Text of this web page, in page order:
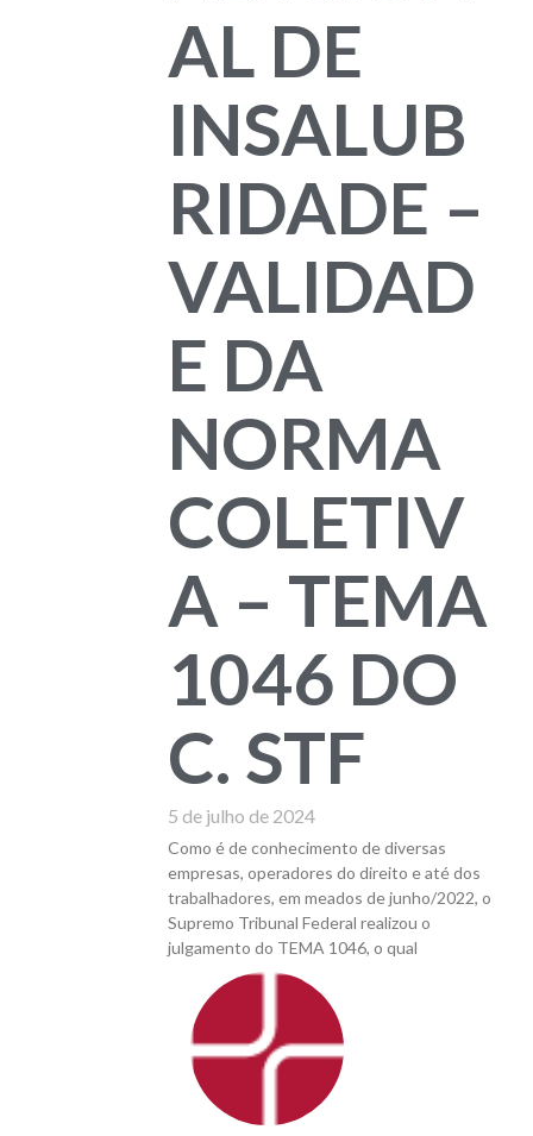
AL DE
INSALUB
RIDADE –
VALIDAD
E DA
NORMA
COLETIV
A – TEMA
1046 DO
C. STF
5 de julho de 2024
Como é de conhecimento de diversas
empresas, operadores do direito e até dos
trabalhadores, em meados de junho/2022, o
Supremo Tribunal Federal realizou o
julgamento do TEMA 1046, o qual